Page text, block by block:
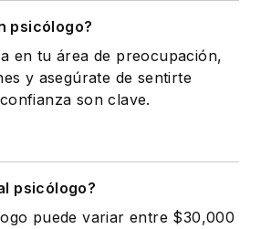
psicólogo?
en tu área de preocupación,
y asegúrate de sentirte
son clave.
psicólogo?
puede variar entre $30,000